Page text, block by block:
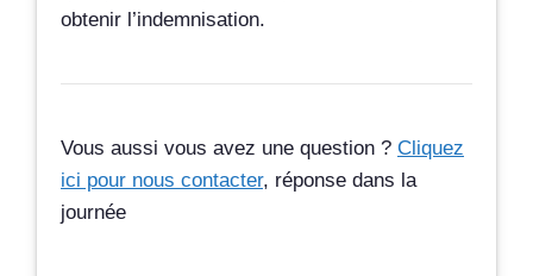
obtenir l’indemnisation.
Vous aussi vous avez une question ? Cliquez
ici pour nous contacter, réponse dans la
journée